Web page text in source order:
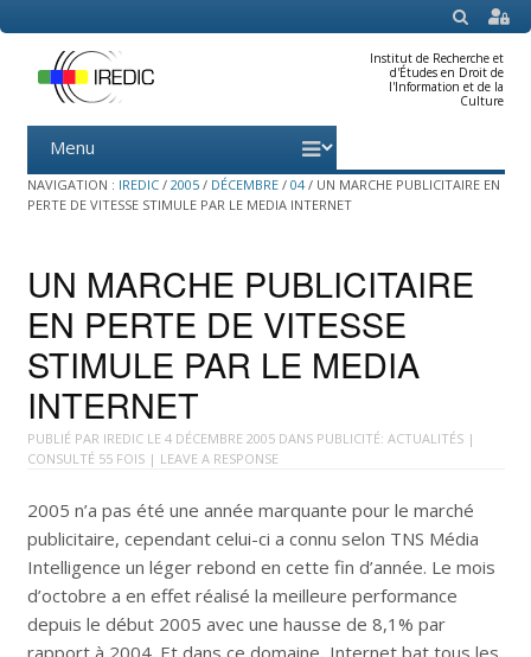
SEARCH
Institut de Recherche et
d'Études en Droit de
l'Information et de la
Culture
Menu
content
NAVIGATION : IREDIC / 2005 / DÉCEMBRE / 04 / UN MARCHE PUBLICITAIRE EN
PERTE DE VITESSE STIMULE PAR LE MEDIA INTERNET
UN MARCHE PUBLICITAIRE
EN PERTE DE VITESSE
STIMULE PAR LE MEDIA
INTERNET
PUBLIÉ PAR IREDICLE 4 DÉCEMBRE 2005DANS PUBLICITÉ: ACTUALITÉS|
CONSULTÉ 55 FOIS | LEAVE A RESPONSE
2005 n’a pas été une année marquante pour le marché
publicitaire, cependant celui-ci a connu selon TNS Média
Intelligence un léger rebond en cette fin d’année. Le mois
d’octobre a en effet réalisé la meilleure performance
depuis le début 2005 avec une hausse de 8,1% par